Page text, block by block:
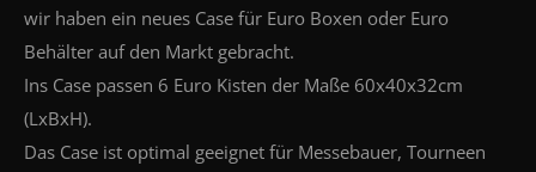
wir haben ein neues Case für Euro Boxen oder Euro
Behälter auf den Markt gebracht.
Ins Case passen 6 Euro Kisten der Maße 60x40x32cm
(LxBxH).
Das Case ist optimal geeignet für Messebauer, Tourneen